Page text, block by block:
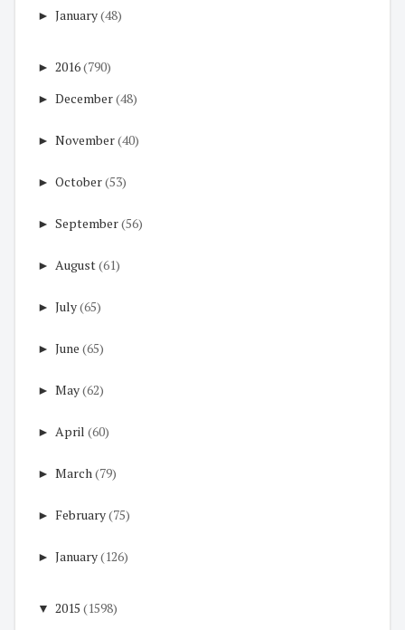
► January(48)
► 2016(790)
► December(48)
► November(40)
► October(53)
► September(56)
► August(61)
► July(65)
► June (65)
► May(62)
► April (60)
► March(79)
► February(75)
► January(126)
▼ 2015 (1598)